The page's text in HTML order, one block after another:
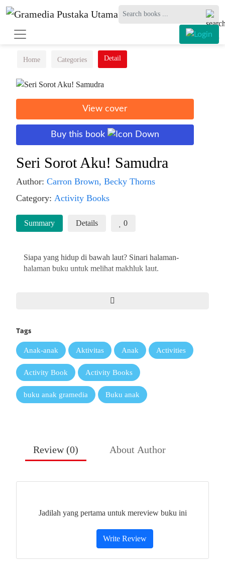
Home Categories Detail
View cover
Buy this book
Seri Sorot Aku! Samudra
Author: Carron Brown, Becky Thorns
Category: Activity Books
Summary Details 0
Siapa yang hidup di bawah laut? Sinari halaman-
halaman buku untuk melihat makhluk laut.
akan menemukan keajaiban dunia bawah laut! Dari
dibahas di buku ini.
Tags
Anak-anak Aktivitas Anak Activities
Activity Book Activity Books
buku anak gramedia Buku anak
Review (0) About Author
Jadilah yang pertama untuk mereview buku ini
Write Review